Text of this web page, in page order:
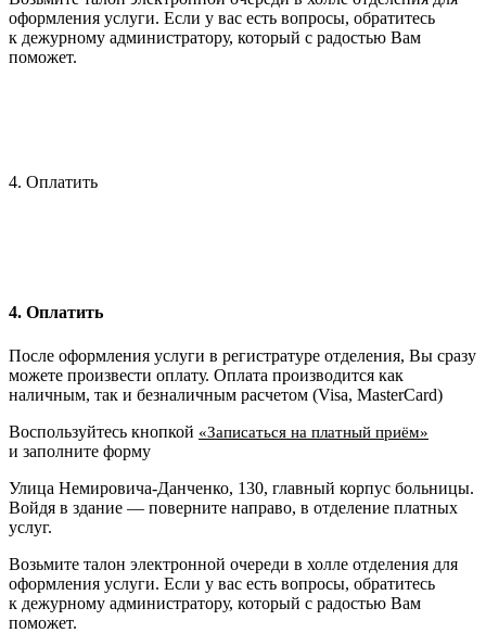
оформления услуги. Если у вас есть вопросы, обратитесь
к дежурному администратору, который с радостью Вам
поможет.
4. Оплатить
4. Оплатить
После оформления услуги в регистратуре отделения, Вы сразу
можете произвести оплату. Оплата производится как
наличным, так и безналичным расчетом (Visa, MasterCard)
Воспользуйтесь кнопкой «Записаться на платный приём»
и заполните форму
Улица Немировича-Данченко, 130, главный корпус больницы.
Войдя в здание — поверните направо, в отделение платных
услуг.
Возьмите талон электронной очереди в холле отделения для
оформления услуги. Если у вас есть вопросы, обратитесь
к дежурному администратору, который с радостью Вам
поможет.